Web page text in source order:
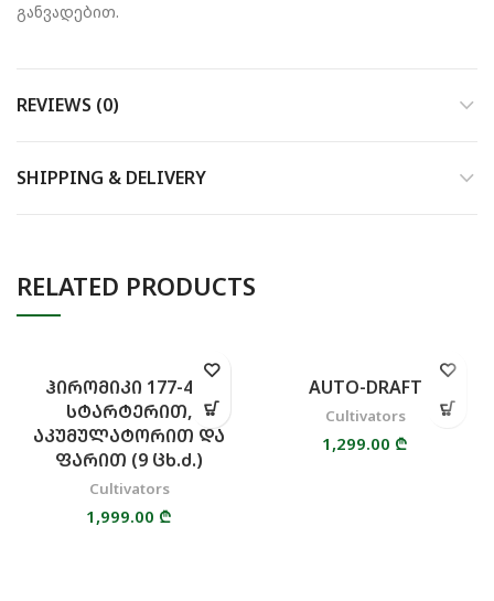
განვადებით.
REVIEWS (0)
SHIPPING & DELIVERY
RELATED PRODUCTS
ᲰᲘᲠᲝᲛᲘᲙᲘ 177-4EC
ᲡᲢᲐᲠᲢᲔᲠᲘᲗ,
ᲐᲙᲣᲛᲣᲚᲐᲢᲝᲠᲘᲗ ᲓᲐ
ᲤᲐᲠᲘᲗ (9 ᲪᲮ.Ძ.)
Cultivators
1,999.00 ₾
AUTO-DRAFT
Cultivators
1,299.00 ₾